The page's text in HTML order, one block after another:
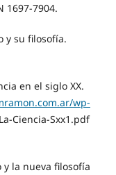
1697-7904.
y su filosofía.
en el siglo XX.
wp-
Ciencia-Sxx1.pdf
y la nueva filosofía